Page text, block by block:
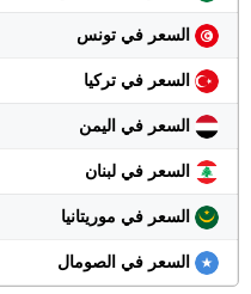
السعر في تونس
السعر في تركيا
السعر في اليمن
السعر في لبنان
السعر في موريتانيا
السعر في الصومال